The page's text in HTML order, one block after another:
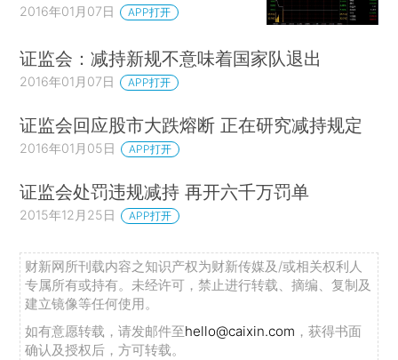
2016年01月07日 APP打开
证监会：减持新规不意味着国家队退出
2016年01月07日 APP打开
证监会回应股市大跌熔断 正在研究减持规定
2016年01月05日 APP打开
证监会处罚违规减持 再开六千万罚单
2015年12月25日 APP打开
财新网所刊载内容之知识产权为财新传媒及/或相关权利人
专属所有或持有。未经许可，禁止进行转载、摘编、复制及
建立镜像等任何使用。
如有意愿转载，请发邮件至hello@caixin.com ，获得书面
确认及授权后，方可转载。